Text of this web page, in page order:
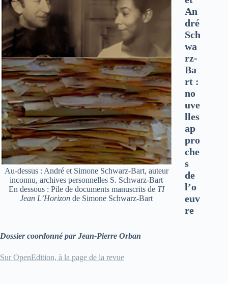
Au-dessus : André et Simone Schwarz-Bart, auteur
inconnu, archives personnelles S. Schwarz-Bart
En dessous : Pile de documents manuscrits de TI
Jean L’Horizon de Simone Schwarz-Bart
An
dré
Sch
wa
rz-
Ba
rt :
no
uve
lles
ap
pro
che
s
de
l’o
euv
re
Dossier coordonné par Jean-Pierre Orban
Sur OpenEdition, à la page de la revue